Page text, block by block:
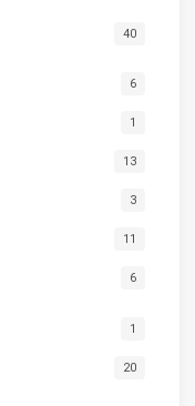
40
6
1
13
3
11
6
1
20